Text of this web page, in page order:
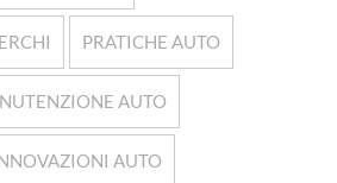
PRATICHE AUTO
AUTO
AUTO